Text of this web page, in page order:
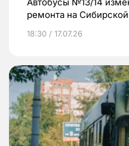
ремонта на Сибирской
18:30 / 17.07.26